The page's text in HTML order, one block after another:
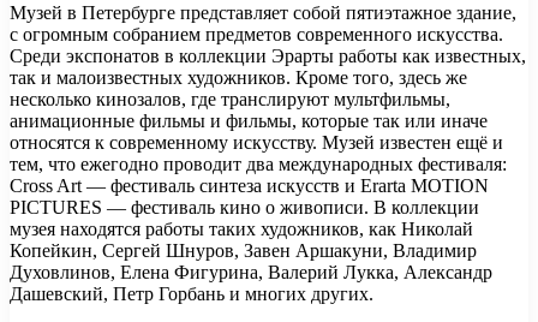
Музей в Петербурге представляет собой пятиэтажное здание,
с огромным собранием предметов современного искусства.
Среди экспонатов в коллекции Эрарты работы как известных,
так и малоизвестных художников. Кроме того, здесь же
несколько кинозалов, где транслируют мультфильмы,
анимационные фильмы и фильмы, которые так или иначе
относятся к современному искусству. Музей известен ещё и
тем, что ежегодно проводит два международных фестиваля:
Cross Art — фестиваль синтеза искусств и Erarta MOTION
PICTURES — фестиваль кино о живописи. В коллекции
музея находятся работы таких художников, как Николай
Копейкин, Сергей Шнуров, Завен Аршакуни, Владимир
Духовлинов, Елена Фигурина, Валерий Лукка, Александр
Дашевский, Петр Горбань и многих других.